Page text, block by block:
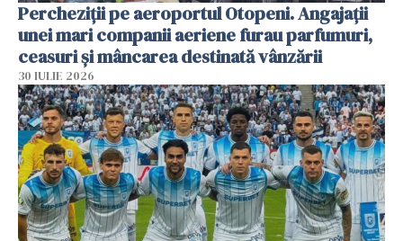
Percheziții pe aeroportul Otopeni. Angajații
unei mari companii aeriene furau parfumuri,
ceasuri și mâncarea destinată vânzării
30 IULIE 2026